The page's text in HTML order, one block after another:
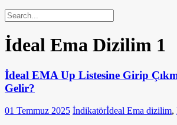
İdeal Ema Dizilim 1
İdeal EMA Up Listesine Girip
Gelir?
01 Temmuz 2025 İndikatörİdeal Ema dizilim,